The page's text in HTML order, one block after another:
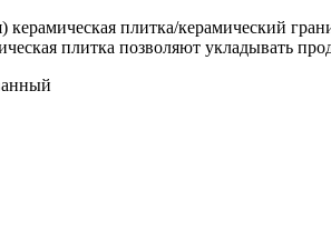
керамическая плитка/керамический
плитка позволяют укладывать